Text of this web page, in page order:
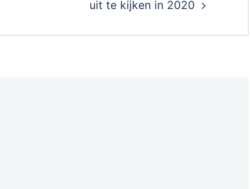
uit te kijken in 2020